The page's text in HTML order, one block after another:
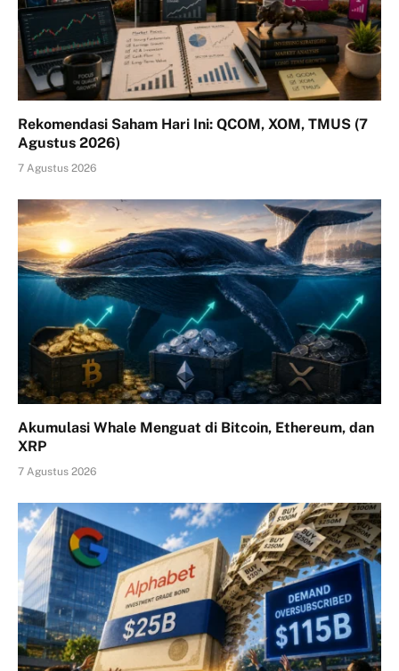
Rekomendasi Saham Hari Ini: QCOM, XOM, TMUS (7
Agustus 2026)
7 Agustus 2026
Akumulasi Whale Menguat di Bitcoin, Ethereum, dan
XRP
7 Agustus 2026